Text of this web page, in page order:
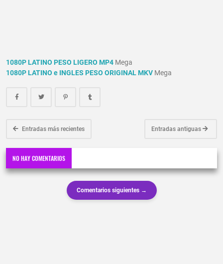
1080P LATINO PESO LIGERO MP4 Mega
1080P LATINO e INGLES PESO ORIGINAL MKV Mega
Entradas más recientes Entradas antiguas
NO HAY COMENTARIOS
Comentarios siguientes →